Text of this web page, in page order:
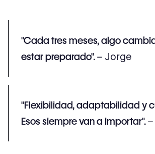
"Cada tres meses, algo
estar preparado".– Jorge
"Flexibilidad, adaptabilidad y
Esos siempre van a importar".